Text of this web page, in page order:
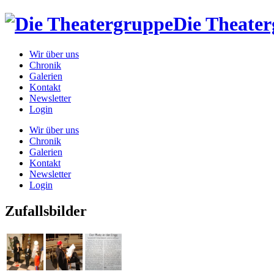
Die
Wir über uns
Chronik
Galerien
Kontakt
Newsletter
Login
Wir über uns
Chronik
Galerien
Kontakt
Newsletter
Login
Zufallsbilder